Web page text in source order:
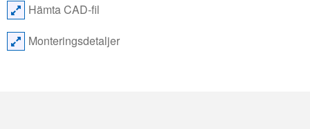
Hämta CAD-fil
Monteringsdetaljer